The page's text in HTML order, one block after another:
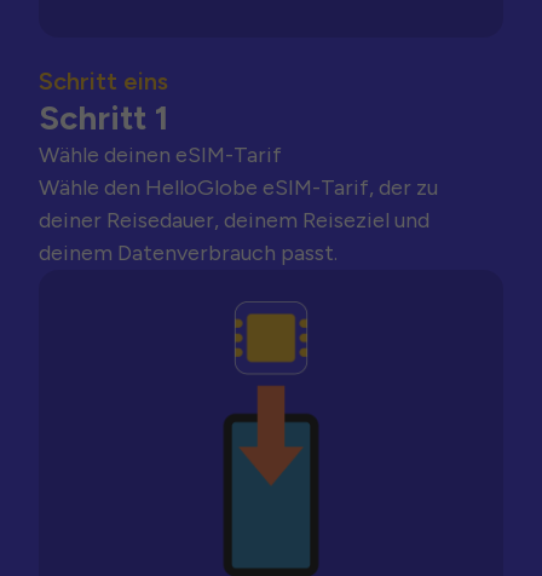
Schritt eins
Schritt 1
Wähle deinen eSIM-Tarif
Wähle den HelloGlobe eSIM-Tarif, der zu
deiner Reisedauer, deinem Reiseziel und
deinem Datenverbrauch passt.